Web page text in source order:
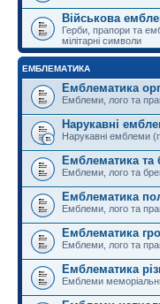
Військова
Герби, прапори та
мілітарні символи
ЕМБЛЕМАТИКА
Емблематика
Емблеми, лого та
Нарукавні
Нарукавні емблеми
Емблематика та
Емблеми, лого та
Емблематика
Емблеми, лого та
Емблематика
Емблеми, лого та
Емблематика
Емблеми